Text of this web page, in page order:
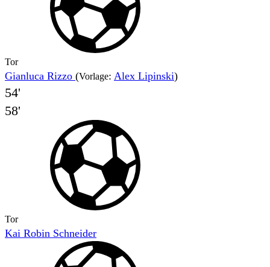
Tor
Gianluca Rizzo (Vorlage: Alex Lipinski)
54'
58'
Tor
Kai Robin Schneider